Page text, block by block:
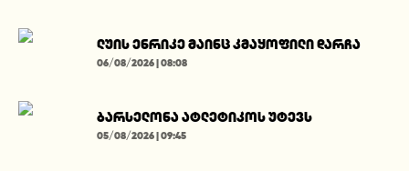
ლუის ენრიკე მაინც კმაყოფილი დარჩა
06/08/2026 | 08:08
ბარსელონა ატლეტიკოს უტევს
05/08/2026 | 09:45